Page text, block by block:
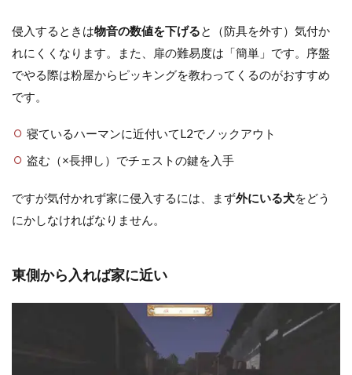
侵入するときは物音の数値を下げると（防具を外す）気付か
れにくくなります。また、扉の難易度は「簡単」です。序盤
でやる際は粉屋からピッキングを教わってくるのがおすすめ
です。
寝ているハーマンに近付いてL2でノックアウト
盗む（×長押し）でチェストの鍵を入手
ですが気付かれず家に侵入するには、まず外にいる犬をどう
にかしなければなりません。
東側から入れば家に近い